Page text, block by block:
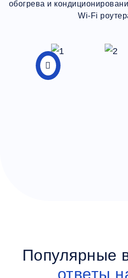
обогрева и
Wi-Fi
Популярные
ответы